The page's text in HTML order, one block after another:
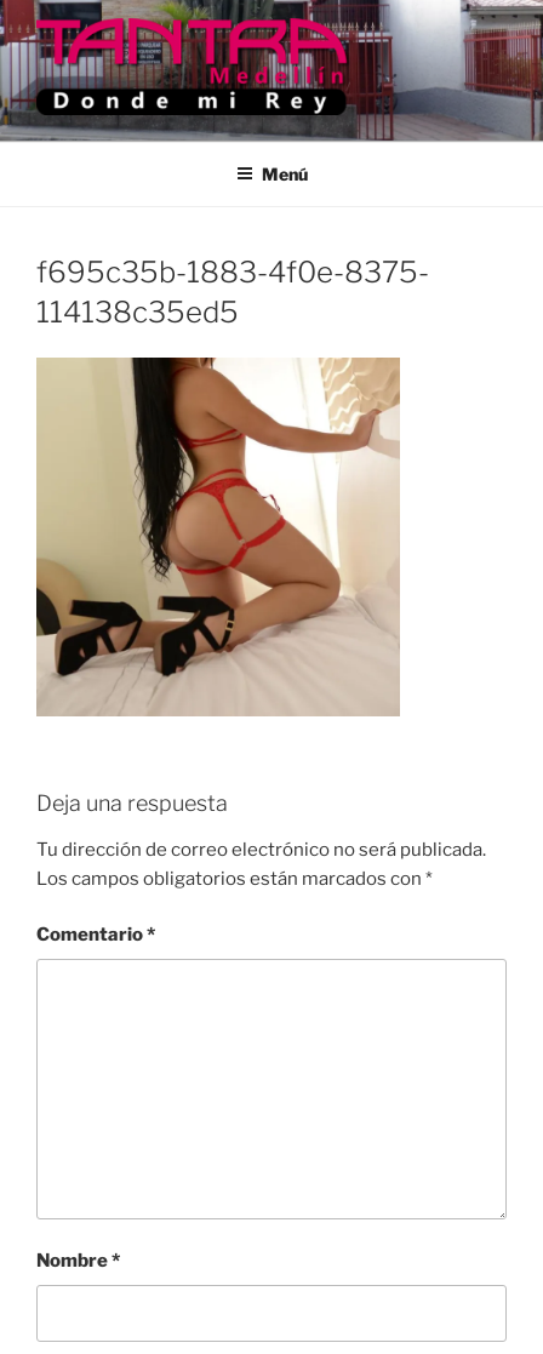
Saltar
al
contenido
TANTRA MEDELLIN
Donde Mi Rey
Menú
f695c35b-1883-4f0e-8375-
114138c35ed5
Deja una respuesta
Tu dirección de correo electrónico no será publicada.
Los campos obligatorios están marcados con *
Comentario*
Nombre*